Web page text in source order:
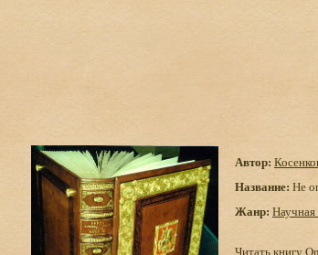
Автор:
Название: Не
Жанр: Научная
Читать книгу